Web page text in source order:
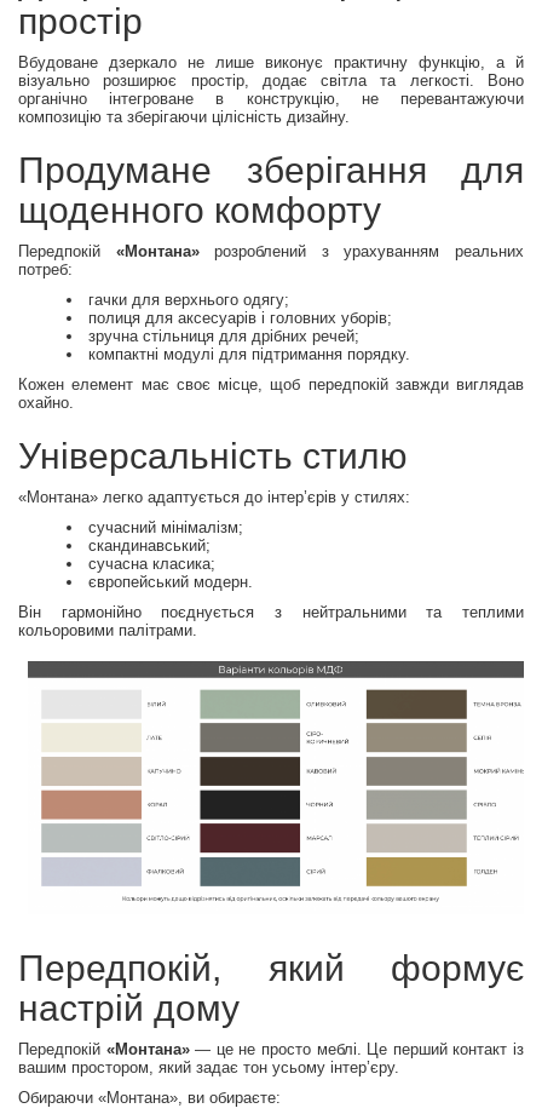
простір
Вбудоване дзеркало не лише виконує практичну функцію, а й
візуально розширює простір, додає світла та легкості. Воно
органічно інтегроване в конструкцію, не перевантажуючи
композицію та зберігаючи цілісність дизайну.
Продумане зберігання для
щоденного комфорту
Передпокій «Монтана»розроблений з урахуванням реальних
потреб:
гачки для верхнього одягу;
полиця для аксесуарів і головних уборів;
зручна стільниця для дрібних речей;
компактні модулі для підтримання порядку.
Кожен елемент має своє місце, щоб передпокій завжди виглядав
охайно.
Універсальність стилю
«Монтана» легко адаптується до інтер’єрів у стилях:
сучасний мінімалізм;
скандинавський;
сучасна класика;
європейський модерн.
Він гармонійно поєднується з нейтральними та теплими
кольоровими палітрами.
Передпокій, який формує
настрій дому
Передпокій «Монтана»— це не просто меблі. Це перший контакт із
вашим простором, який задає тон усьому інтер’єру.
Обираючи «Монтана», ви обираєте: